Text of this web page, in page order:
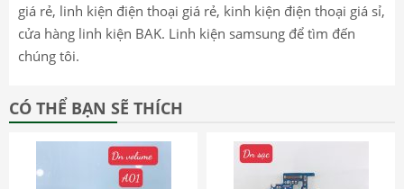
giá rẻ, linh kiện điện thoại giá rẻ, kinh kiện điện thoại giá sỉ,
cửa hàng linh kiện BAK. Linh kiện samsung để tìm đến
chúng tôi.
CÓ THỂ BẠN SẼ THÍCH